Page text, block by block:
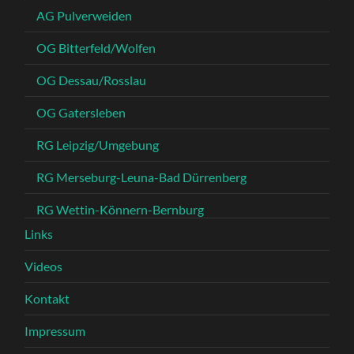
AG Pulverweiden
OG Bitterfeld/Wolfen
OG Dessau/Rosslau
OG Gatersleben
RG Leipzig/Umgebung
RG Merseburg-Leuna-Bad Dürrenberg
RG Wettin-Könnern-Bernburg
Links
Videos
Kontakt
Impressum